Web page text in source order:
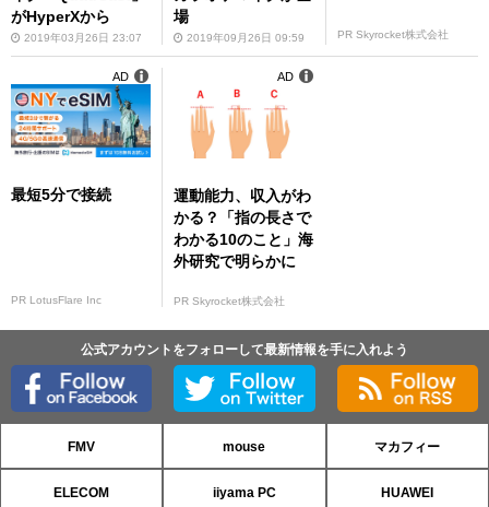
がHyperXから
2019年03月26日 23:07
場
2019年09月26日 09:59 PR Skyrocket株式会社
最短5分で接続
PR LotusFlare Inc
AD
運動能力、収入がわ
かる？「指の長さで
わかる10のこと」海
外研究で明らかに
PR Skyrocket株式会社
AD
公式アカウントをフォローして最新情報を手に入れよう
FMV mouse マカフィー
ELECOM iiyama PC HUAWEI